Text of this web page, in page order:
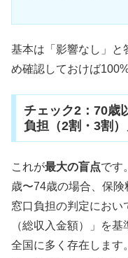
基本は「影響なし」と
め確認しておけば
チェック2：70歳
負担（2割・3割
これが最大の盲点です
歳〜74歳の場合、保
窓口負担の判定にお
（総収入金額）」を
全国に多く存在します